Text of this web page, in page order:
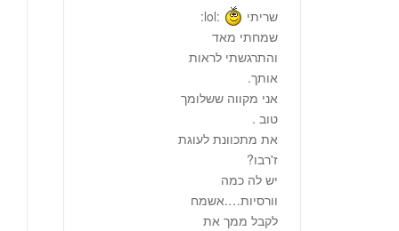
שריתי
:lol:
שמחתי מאד
והתרגשתי לראות
אותך.
אני מקווה ששלומך
טוב .
את מתכוונת לעוגת
ז'רבו?
יש לה כמה
וורסיות….אשמח
לקבל ממך את